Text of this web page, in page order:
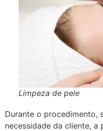
Limpeza de pele
Durante o procedimento,
necessidade da cliente, a